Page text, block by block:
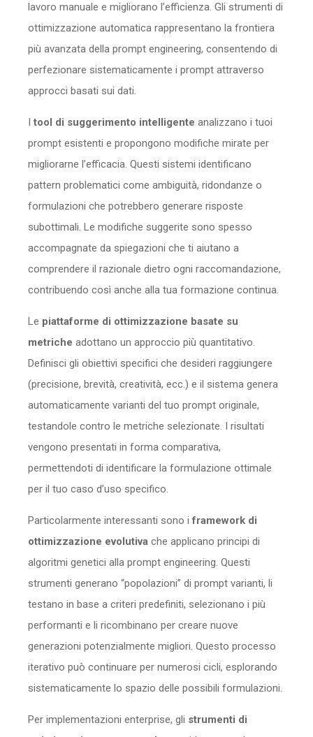
lavoro manuale e migliorano l’efficienza. Gli strumenti di
ottimizzazione automatica rappresentano la frontiera
più avanzata della prompt engineering, consentendo di
perfezionare sistematicamente i prompt attraverso
approcci basati sui dati.
I tool di suggerimento intelligente analizzano i tuoi
prompt esistenti e propongono modifiche mirate per
migliorarne l’efficacia. Questi sistemi identificano
pattern problematici come ambiguità, ridondanze o
formulazioni che potrebbero generare risposte
subottimali. Le modifiche suggerite sono spesso
accompagnate da spiegazioni che ti aiutano a
comprendere il razionale dietro ogni raccomandazione,
contribuendo così anche alla tua formazione continua.
Le piattaforme di ottimizzazione basate su
metriche adottano un approccio più quantitativo.
Definisci gli obiettivi specifici che desideri raggiungere
(precisione, brevità, creatività, ecc.) e il sistema genera
automaticamente varianti del tuo prompt originale,
testandole contro le metriche selezionate. I risultati
vengono presentati in forma comparativa,
permettendoti di identificare la formulazione ottimale
per il tuo caso d’uso specifico.
Particolarmente interessanti sono iframework di
ottimizzazione evolutiva che applicano principi di
algoritmi genetici alla prompt engineering. Questi
strumenti generano “popolazioni” di prompt varianti, li
testano in base a criteri predefiniti, selezionano i più
performanti e li ricombinano per creare nuove
generazioni potenzialmente migliori. Questo processo
iterativo può continuare per numerosi cicli, esplorando
sistematicamente lo spazio delle possibili formulazioni.
Per implementazioni enterprise, gli strumenti di